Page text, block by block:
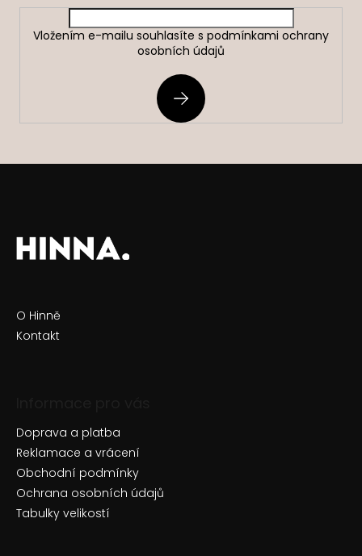
Vložením e-mailu souhlasíte s podmínkami ochrany
osobních údajů
PŘIHLÁSIT
SE
O Hinně
Kontakt
Doprava a platba
Reklamace a vrácení
Obchodní podmínky
Ochrana osobních údajů
Tabulky velikostí